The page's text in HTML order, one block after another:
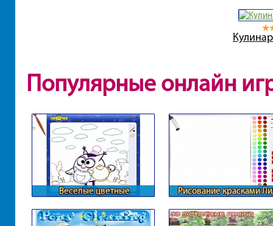
Популярные онлайн
Веселые цветные
Рисование красками